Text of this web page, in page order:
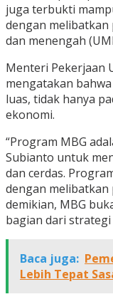
juga terbukti
dengan melibatkan
dan menengah
Menteri Pekerjaan
mengatakan
luas, tidak hanya
ekonomi.
“Program MBG
Subianto untuk
dan cerdas.
dengan melibatkan
demikian, MBG
bagian dari
Baca juga:
Lebih Tepat